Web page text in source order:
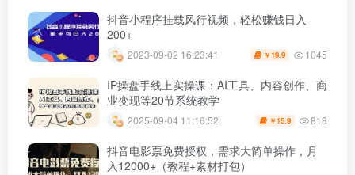
抖音小程序挂载风行视频，轻松赚钱日入
200+
2023-09-02 16:23:41 ￥ 19.9 1045
IP操盘手线上实操课：AI工具、内容创作、商
业变现等20节系统教学
2025-09-04 11:16:52 ￥ 15.9 818
抖音电影票免费授权，需求大简单操作，月
入12000+（教程+素材打包）